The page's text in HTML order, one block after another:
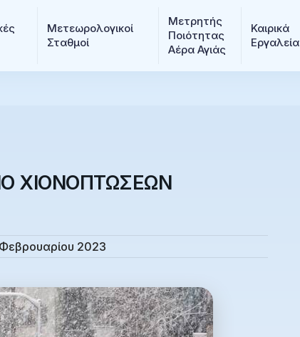
Μετεωρολογικοί
Σταθμοί
Μετρητής
Ποιότητας
Αέρα Αγιάς
Καιρικά
Εργαλεία
ΧΙΟΝΟΠΤΩΣΕΩΝ
2023